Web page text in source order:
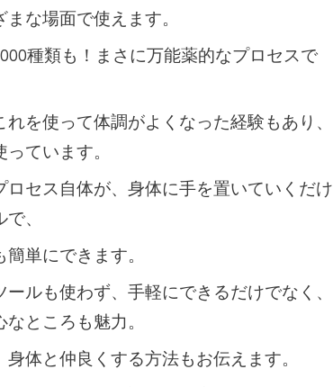
まな場面で使えます。
種類も！まさに万能薬的なプロセスで
れを使って体調がよくなった経験もあり、
っています。
ロセス自体が、身体に手を置いていくだけ
、
簡単にできます。
ールも使わず、手軽にできるだけでなく、
なところも魅力。
身体と仲良くする方法もお伝えます。